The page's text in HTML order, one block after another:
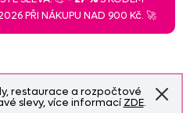
restaurace a rozpočtové
slevy, více informacíZDE.
PŘI NÁKUPU NAD 900 Kč. 🚀